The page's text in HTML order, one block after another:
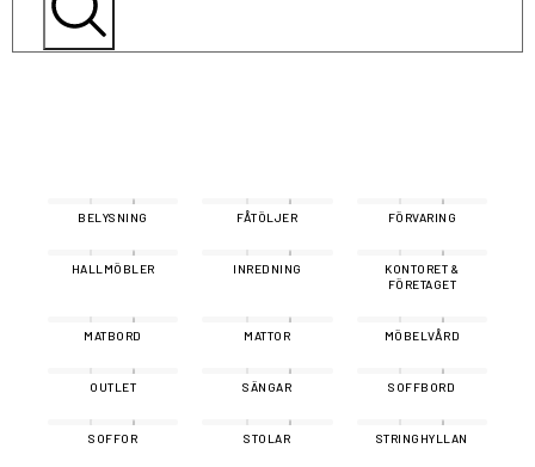
BELYSNING FÅTÖLJER FÖRVARING
HALLMÖBLER INREDNING
KONTORET &
FÖRETAGET
MATBORD MATTOR MÖBELVÅRD
OUTLET SÄNGAR SOFFBORD
SOFFOR STOLAR STRINGHYLLAN